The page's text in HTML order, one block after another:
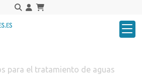
para el tratamiento de aguas